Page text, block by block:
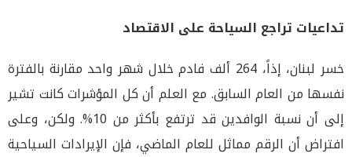
تداعيات تراجع السياحة على الاقتصاد
خسر لبنان، إذاً، 264 ألف قادم خلال شهر واحد مقارنة بالفترة
نفسها من العام السابق. مع العلم أن كل المؤشرات كانت تشير
إلى أن نسبة الوافدين قد ترتفع بأكثر من 10%. ولكن، وعلى
افتراض أن الرقم مماثل للعام الماضي، فإن الإيرادات السياحية